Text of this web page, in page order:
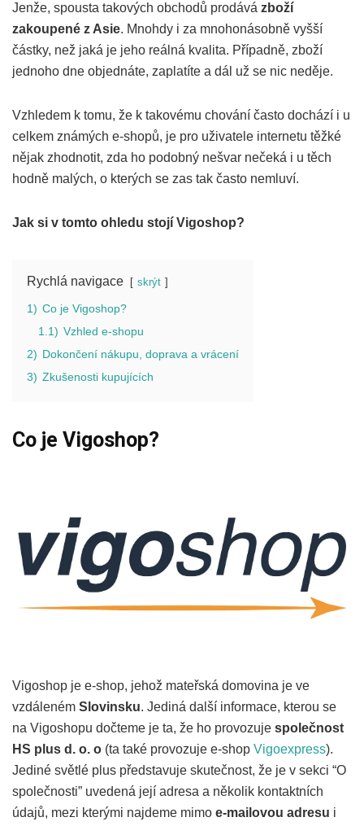
Jenže, spousta takových obchodů prodává zboží
zakoupené z Asie. Mnohdy i za mnohonásobně vyšší
částky, než jaká je jeho reálná kvalita. Případně, zboží
jednoho dne objednáte, zaplatíte a dál už se nic neděje.
Vzhledem k tomu, že k takovému chování často dochází i u
celkem známých e-shopů, je pro uživatele internetu těžké
nějak zhodnotit, zda ho podobný nešvar nečeká i u těch
hodně malých, o kterých se zas tak často nemluví.
Jak si v tomto ohledu stojí Vigoshop?
Rychlá navigace skrýt
1) Co je Vigoshop?
1.1) Vzhled e-shopu
2) Dokončení nákupu, doprava a vrácení
3) Zkušenosti kupujících
Co je Vigoshop?
Vigoshop je e-shop, jehož mateřská domovina je ve
vzdáleném Slovinsku. Jediná další informace, kterou se
na Vigoshopu dočteme je ta, že ho provozuje společnost
HS plus d. o. o (ta také provozuje e-shop Vigoexpress).
Jediné světlé plus představuje skutečnost, že je v sekci “O
společnosti” uvedená její adresa a několik kontaktních
údajů, mezi kterými najdeme mimo e-mailovou adresu i